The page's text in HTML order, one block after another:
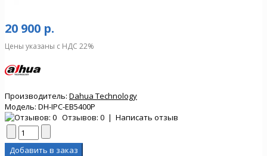
20 900 р.
Цены указаны с НДС 22%
Производитель: Dahua Technology
Модель: DH-IPC-EB5400P
Отзывов: 0 | Написать отзыв